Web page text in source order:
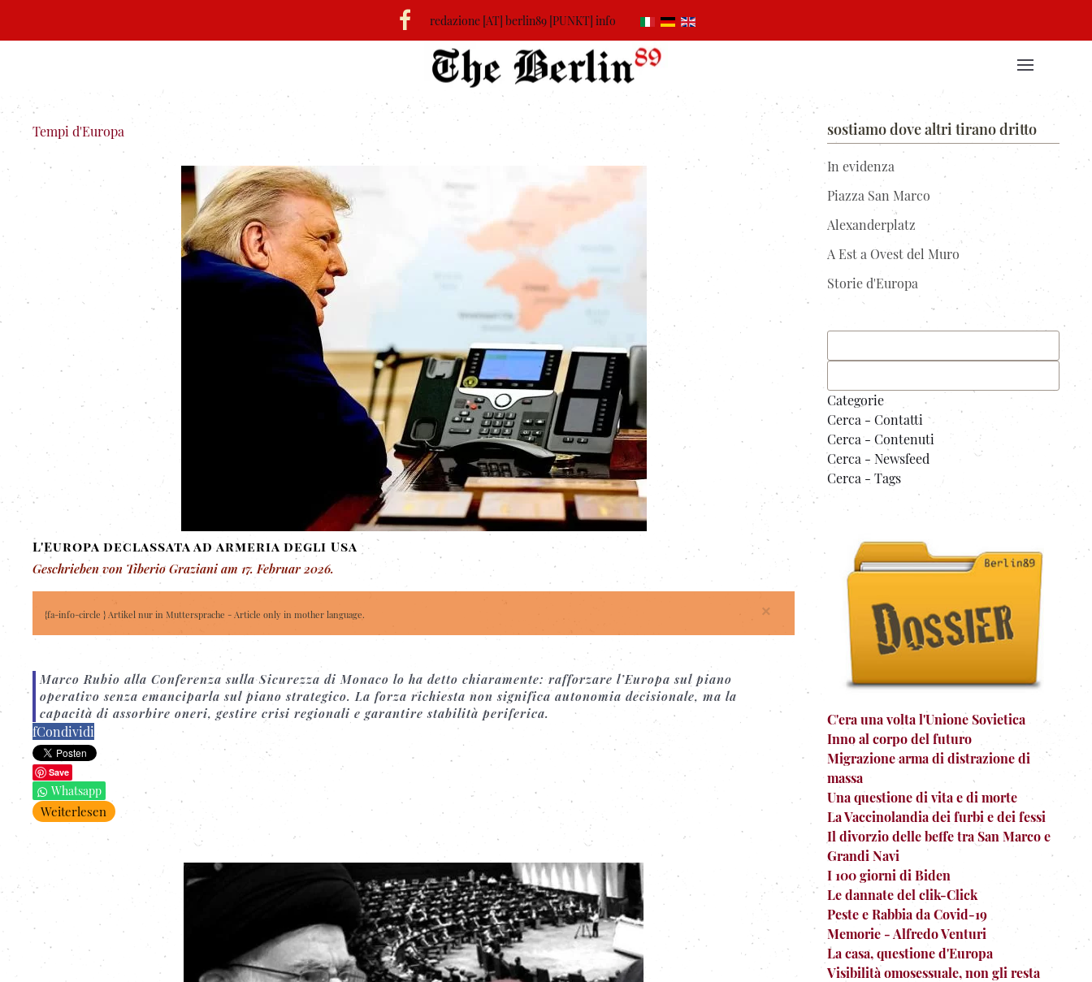
redazione [AT] berlin89 [PUNKT] info
Tempi d'Europa
L'Europa declassata ad armeria degli Usa
Geschrieben von Tiberio Graziani am 17. Februar 2026.
×
{fa-info-circle } Artikel nur in Muttersprache - Article only in mother language.
Marco Rubio alla Conferenza sulla Sicurezza di Monaco lo ha detto chiaramente: rafforzare l’Europa sul piano
operativo senza emanciparla sul piano strategico. La forza richiesta non significa autonomia decisionale, ma la
capacità di assorbire oneri, gestire crisi regionali e garantire stabilità periferica.
fCondividi
Save
Whatsapp
Weiterlesen
sostiamo dove altri tirano dritto
In evidenza
Piazza San Marco
Alexanderplatz
A Est a Ovest del Muro
Storie d'Europa
Categorie
Cerca - Contatti
Cerca - Contenuti
Cerca - Newsfeed
Cerca - Tags
C'era una volta l'Unione Sovietica
Inno al corpo del futuro
Migrazione arma di distrazione di
massa
Una questione di vita e di morte
La Vaccinolandia dei furbi e dei fessi
Il divorzio delle beffe tra San Marco e
Grandi Navi
I 100 giorni di Biden
Le dannate del clik-Click
Peste e Rabbia da Covid-19
Memorie - Alfredo Venturi
La casa, questione d'Europa
Visibilità omosessuale, non gli resta